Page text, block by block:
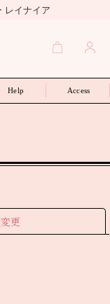
レイナイア
Help Access
更